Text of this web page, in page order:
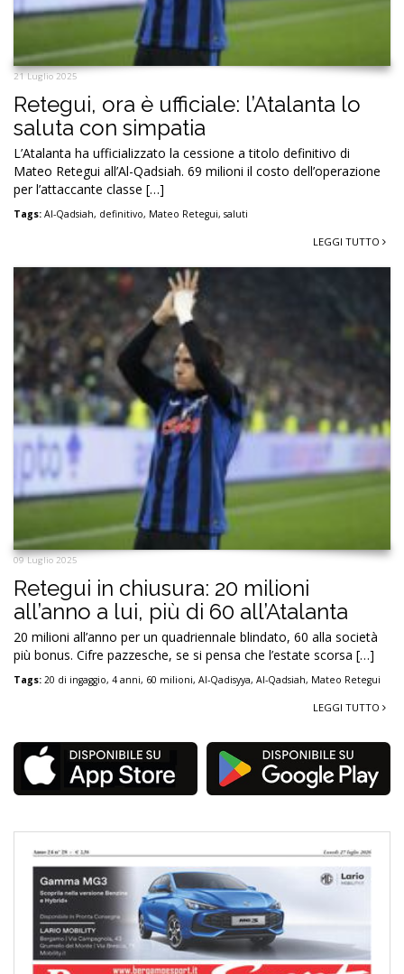
21 Luglio 2025
Retegui, ora è ufficiale: l’Atalanta lo
saluta con simpatia
L’Atalanta ha ufficializzato la cessione a titolo definitivo di
Mateo Retegui all’Al-Qadsiah. 69 milioni il costo dell’operazione
per l’attaccante classe […]
Tags: Al-Qadsiah, definitivo, Mateo Retegui, saluti
LEGGI TUTTO
09 Luglio 2025
Retegui in chiusura: 20 milioni
all’anno a lui, più di 60 all’Atalanta
20 milioni all’anno per un quadriennale blindato, 60 alla società
più bonus. Cifre pazzesche, se si pensa che l’estate scorsa […]
Tags: 20 di ingaggio, 4 anni, 60 milioni, Al-Qadisyya, Al-Qadsiah, Mateo Retegui
LEGGI TUTTO